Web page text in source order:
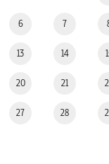
6 7
13 14
20 21
27 28